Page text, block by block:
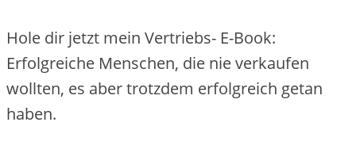
Hole dir jetzt mein Vertriebs- E-Book:
Erfolgreiche Menschen, die nie verkaufen
wollten, es aber trotzdem erfolgreich getan
haben.